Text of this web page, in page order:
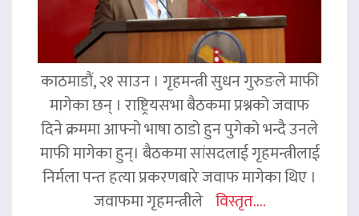
काठमाडौं, २१ साउन । गृहमन्त्री सुधन गुरुङले माफी
मागेका छन् । राष्ट्रियसभा बैठकमा प्रश्नको जवाफ
दिने क्रममा आफ्नो भाषा ठाडो हुन पुगेको भन्दै उनले
माफी मागेका हुन्। बैठकमा सांसदलाई गृहमन्त्रीलाई
निर्मला पन्त हत्या प्रकरणबारे जवाफ मागेका थिए ।
जवाफमा गृहमन्त्रीले विस्तृत....